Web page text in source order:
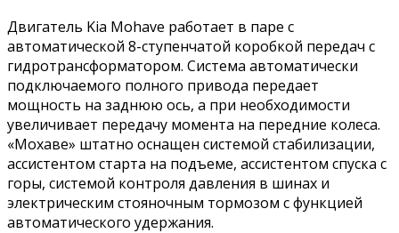
Двигатель Kia Mohave работает в паре с
автоматической 8-ступенчатой коробкой передач с
гидротрансформатором. Система автоматически
подключаемого полного привода передает
мощность на заднюю ось, а при необходимости
увеличивает передачу момента на передние колеса.
«Мохаве» штатно оснащен системой стабилизации,
ассистентом старта на подъеме, ассистентом спуска с
горы, системой контроля давления в шинах и
электрическим стояночным тормозом с функцией
автоматического удержания.